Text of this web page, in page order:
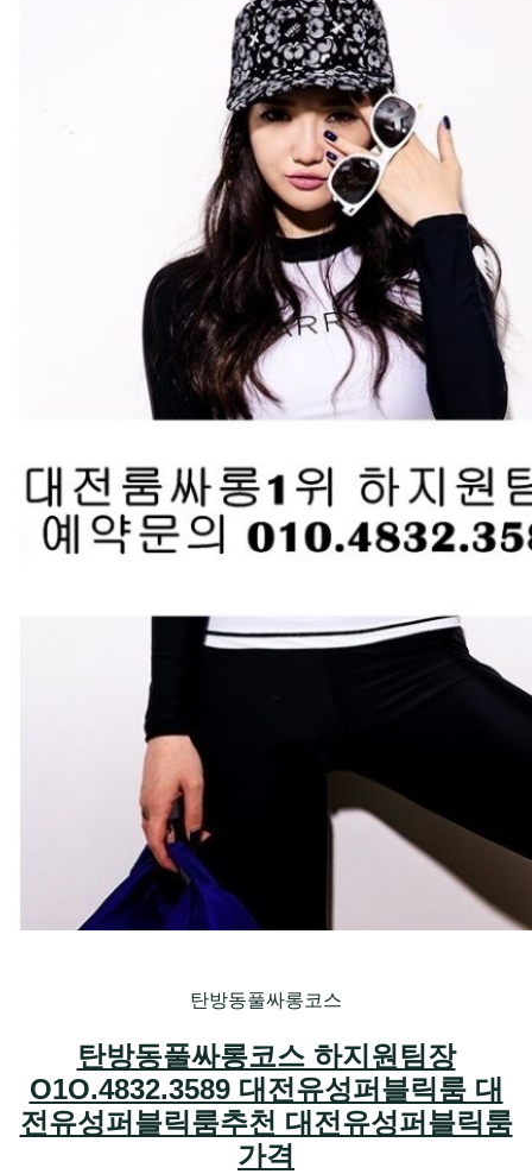
탄방동풀싸롱코스
탄방동풀싸롱코스 하지원팀장
O1O.4832.3589 대전유성퍼블릭룸 대
전유성퍼블릭룸추천 대전유성퍼블릭룸
가격